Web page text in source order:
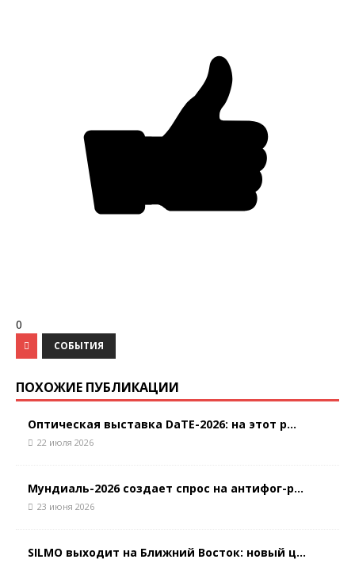
0
СОБЫТИЯ
ПОХОЖИЕ ПУБЛИКАЦИИ
Оптическая выставка DaTE-2026: на этот р...
22 июля 2026
Мундиаль-2026 создает спрос на антифог-р...
23 июня 2026
SILMO выходит на Ближний Восток: новый ц...